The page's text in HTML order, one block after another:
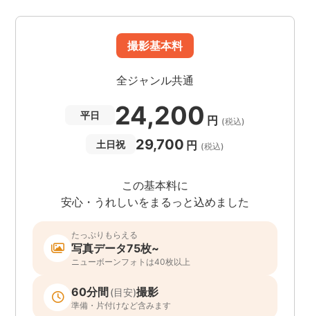
撮影基本料
全ジャンル共通
平日 24,200 円 (税込)
土日祝 29,700 円 (税込)
この基本料に
安心・うれしいをまるっと込めました
たっぷりもらえる
写真データ75枚~
ニューボーンフォトは40枚以上
60分間 (目安)撮影
準備・片付けなど含みます